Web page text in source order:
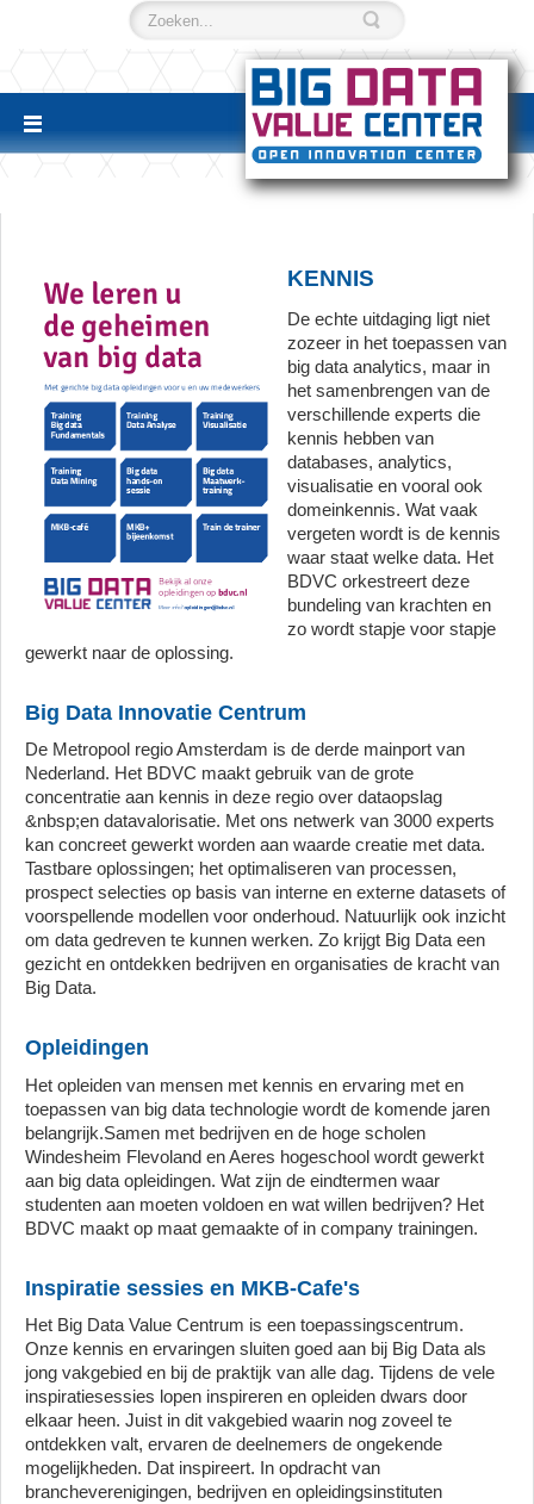
KENNIS
De echte uitdaging ligt niet
zozeer in het toepassen van
big data analytics, maar in
het samenbrengen van de
verschillende experts die
kennis hebben van
databases, analytics,
visualisatie en vooral ook
domeinkennis. Wat vaak
vergeten wordt is de kennis
waar staat welke data. Het
BDVC orkestreert deze
bundeling van krachten en
zo wordt stapje voor stapje
gewerkt naar de oplossing.
Big Data Innovatie Centrum
De Metropool regio Amsterdam is de derde mainport van
Nederland. Het BDVC maakt gebruik van de grote
concentratie aan kennis in deze regio over dataopslag
&nbsp;en datavalorisatie. Met ons netwerk van 3000 experts
kan concreet gewerkt worden aan waarde creatie met data.
Tastbare oplossingen; het optimaliseren van processen,
prospect selecties op basis van interne en externe datasets of
voorspellende modellen voor onderhoud. Natuurlijk ook inzicht
om data gedreven te kunnen werken. Zo krijgt Big Data een
gezicht en ontdekken bedrijven en organisaties de kracht van
Big Data.
Opleidingen
Het opleiden van mensen met kennis en ervaring met en
toepassen van big data technologie wordt de komende jaren
belangrijk.Samen met bedrijven en de hoge scholen
Windesheim Flevoland en Aeres hogeschool wordt gewerkt
aan big data opleidingen. Wat zijn de eindtermen waar
studenten aan moeten voldoen en wat willen bedrijven? Het
BDVC maakt op maat gemaakte of in company trainingen.
Inspiratie sessies en MKB-Cafe's
Het Big Data Value Centrum is een toepassingscentrum.
Onze kennis en ervaringen sluiten goed aan bij Big Data als
jong vakgebied en bij de praktijk van alle dag. Tijdens de vele
inspiratiesessies lopen inspireren en opleiden dwars door
elkaar heen. Juist in dit vakgebied waarin nog zoveel te
ontdekken valt, ervaren de deelnemers de ongekende
mogelijkheden. Dat inspireert. In opdracht van
brancheverenigingen, bedrijven en opleidingsinstituten